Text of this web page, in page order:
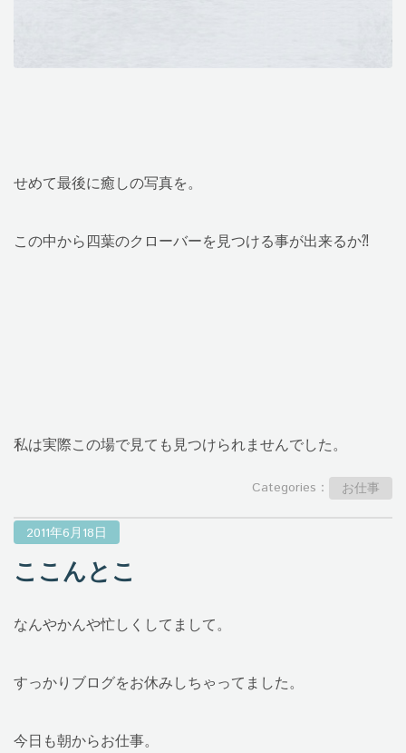
せめて最後に癒しの写真を。
この中から四葉のクローバーを見つける事が出来るか⁈
私は実際この場で見ても見つけられませんでした。
Categories： お仕事
2011年6月18日
ここんとこ
なんやかんや忙しくしてまして。
すっかりブログをお休みしちゃってました。
今日も朝からお仕事。